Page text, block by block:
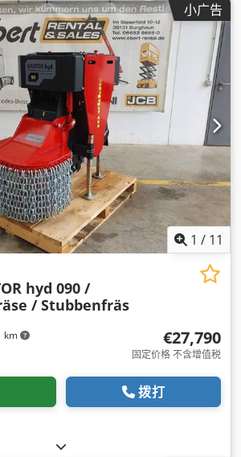
小广告
1 / 11
km
hyd 090 /
/ Stubbenfräs
€27,790
固定价格 不含增值税
拨打